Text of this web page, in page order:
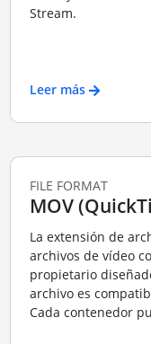
Stream.
Leer más
FILE FORMAT
MOV
La extensión de
archivos de vídeo
propietario
archivo es
Cada contenedor